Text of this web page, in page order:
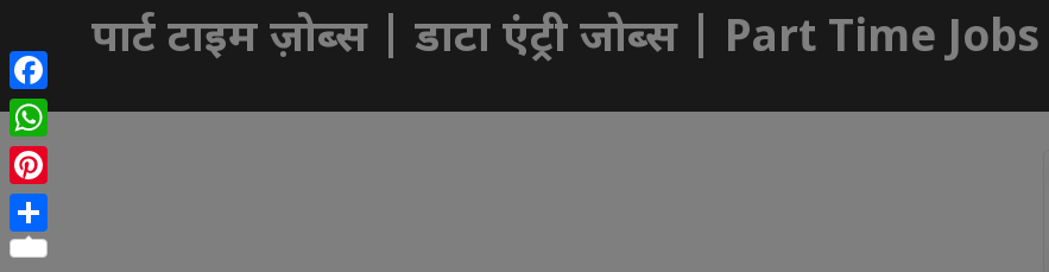
पार्ट टाइम ज़ोब्स | डाटा एंट्री जोब्स | Part Time
Facebook
WhatsApp
Pinterest
Share